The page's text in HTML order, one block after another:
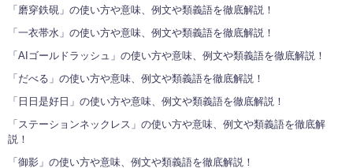
「磨穿鉄硯」の使い方や意味、例文や類義語を徹底解説！
「一衣帯水」の使い方や意味、例文や類義語を徹底解説！
「AIゴールドラッシュ」の使い方や意味、例文や類義語を徹底解説！
「だべる」の使い方や意味、例文や類義語を徹底解説！
「日日是好日」の使い方や意味、例文や類義語を徹底解説！
「ステーションネックレス」の使い方や意味、例文や類義語を徹底解
説！
「御影」の使い方や意味、例文や類義語を徹底解説！